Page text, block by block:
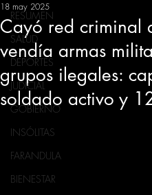
RESUMEN
SALUD
DEPORTES
JUDICIAL
GOBIERNO
INSÓLITAS
FARANDULA
BIENESTAR
Cayó red criminal
vendía armas
grupos ilegales:
soldado activo y
18 may 2025